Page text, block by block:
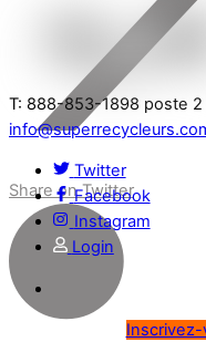
Share on Twitter
T: 888-853-1898 poste 2
Twitter
Facebook
Instagram
Login